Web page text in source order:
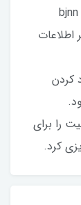
می‌شود.
برای
کرد.